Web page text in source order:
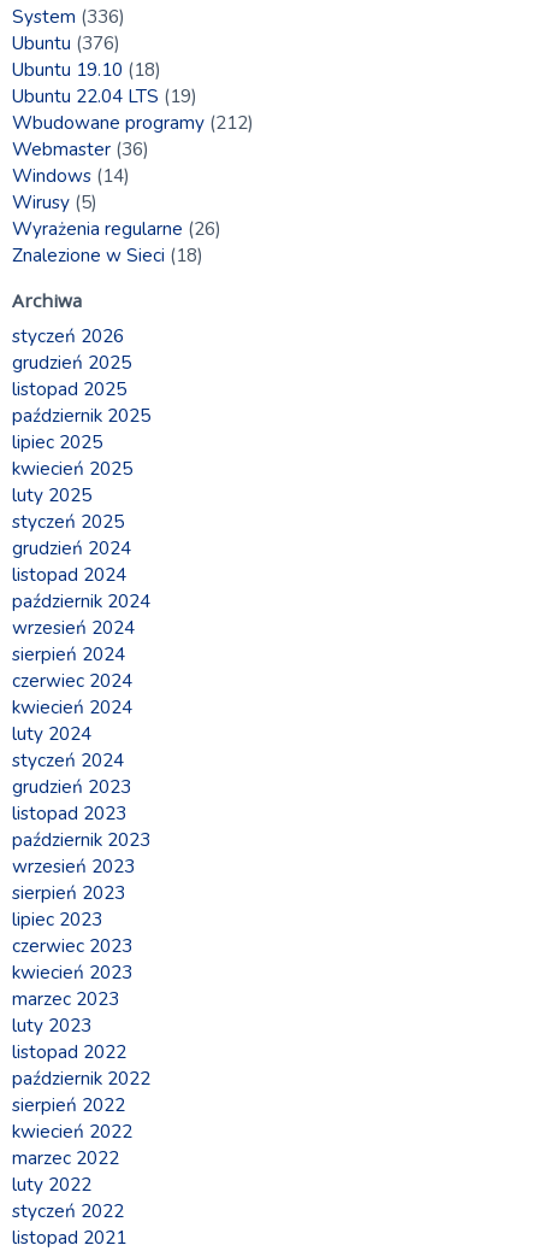
System (336)
Ubuntu (376)
Ubuntu 19.10 (18)
Ubuntu 22.04 LTS (19)
Wbudowane programy (212)
Webmaster (36)
Windows (14)
Wirusy (5)
Wyrażenia regularne (26)
Znalezione w Sieci (18)
Archiwa
styczeń 2026
grudzień 2025
listopad 2025
październik 2025
lipiec 2025
kwiecień 2025
luty 2025
styczeń 2025
grudzień 2024
listopad 2024
październik 2024
wrzesień 2024
sierpień 2024
czerwiec 2024
kwiecień 2024
luty 2024
styczeń 2024
grudzień 2023
listopad 2023
październik 2023
wrzesień 2023
sierpień 2023
lipiec 2023
czerwiec 2023
kwiecień 2023
marzec 2023
luty 2023
listopad 2022
październik 2022
sierpień 2022
kwiecień 2022
marzec 2022
luty 2022
styczeń 2022
listopad 2021